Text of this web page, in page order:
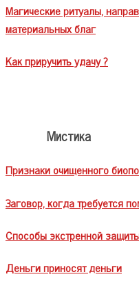
Магические ритуалы,
материальных благ
Как приручить удачу ?
Мистика
Признаки очищенного
Заговор, когда требуется
Способы экстренной
Деньги приносят деньги